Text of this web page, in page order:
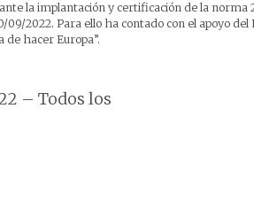
la implantación y certificación de la norma
09/2022. Para ello ha contado con el apoyo
de hacer Europa”.
– Todos los